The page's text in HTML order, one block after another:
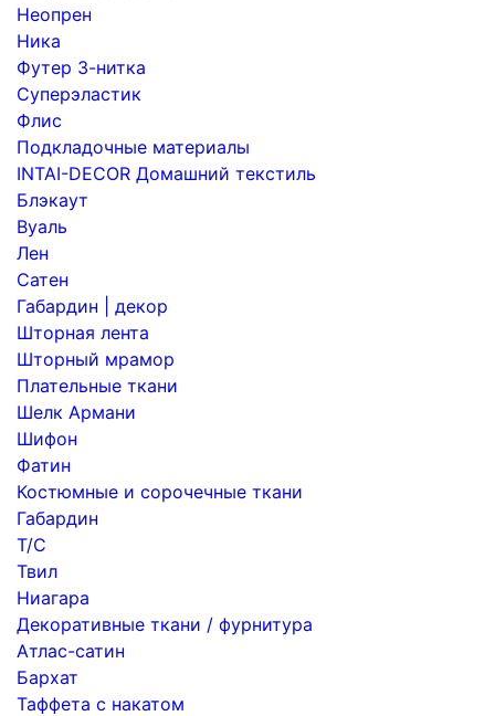
Неопрен
Ника
Футер 3-нитка
Суперэластик
Флис
Подкладочные материалы
INTAI-DECOR Домашний текстиль
Блэкаут
Вуаль
Лен
Сатен
Габардин | декор
Шторная лента
Шторный мрамор
Плательные ткани
Шелк Армани
Шифон
Фатин
Костюмные и сорочечные ткани
Габардин
Т/С
Твил
Ниагара
Декоративные ткани / фурнитура
Атлас-сатин
Бархат
Таффета с накатом